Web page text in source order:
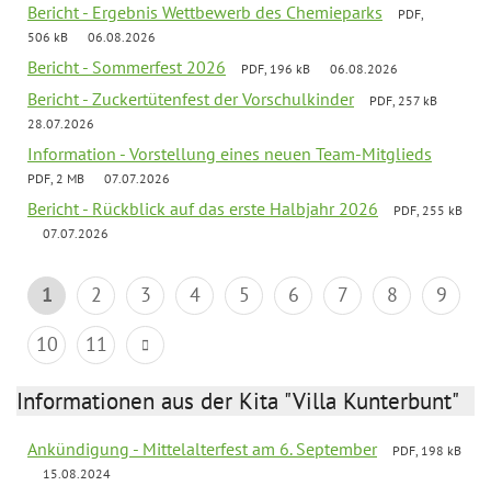
Bericht - Ergebnis Wettbewerb des Chemieparks
PDF,
506 kB
06.08.2026
Bericht - Sommerfest 2026 PDF, 196 kB 06.08.2026
Bericht - Zuckertütenfest der Vorschulkinder
PDF, 257 kB
28.07.2026
Information - Vorstellung eines neuen Team-Mitglieds
PDF, 2 MB 07.07.2026
Bericht - Rückblick auf das erste Halbjahr 2026
PDF, 255 kB
07.07.2026
1 2 3 4 5 6 7 8
9
10
11
Informationen aus der Kita "Villa Kunterbunt"
Ankündigung - Mittelalterfest am 6. September
PDF, 198 kB
15.08.2024